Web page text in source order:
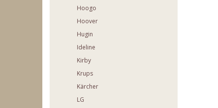
Hoogo
Hoover
Hugin
Ideline
Kirby
Krups
Kärcher
LG